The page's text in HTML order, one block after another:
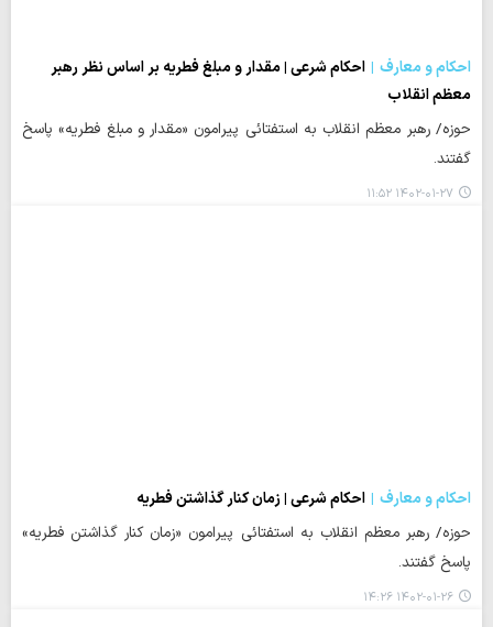
احکام و معارف
احکام شرعی | مقدار و مبلغ فطریه بر اساس نظر رهبر
معظم انقلاب
حوزه/ رهبر معظم انقلاب به استفتائی پیرامون «مقدار و مبلغ فطریه» پاسخ
گفتند.
۱۴۰۲-۰۱-۲۷ ۱۱:۵۲
احکام و معارف
احکام شرعی | زمان کنار گذاشتن فطریه
حوزه/ رهبر معظم انقلاب به استفتائی پیرامون «زمان کنار گذاشتن فطریه»
پاسخ گفتند.
۱۴۰۲-۰۱-۲۶ ۱۴:۲۶